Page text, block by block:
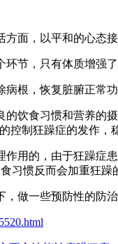
，以平和的心态接
，只有体质增强了
根，恢复脏腑正常功
食习惯和营养的
控制狂躁症的发作，
的，由于狂躁症
习惯反而会加重狂躁
做一些预防性的防治